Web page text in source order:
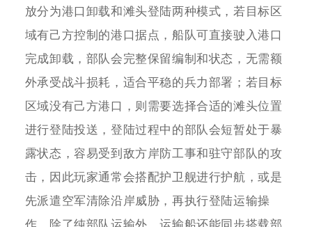
放分为港口卸载和滩头登陆两种模式，若目标区
域有己方控制的港口据点，船队可直接驶入港口
完成卸载，部队会完整保留编制和状态，无需额
外承受战斗损耗，适合平稳的兵力部署；若目标
区域没有己方港口，则需要选择合适的滩头位置
进行登陆投送，登陆过程中的部队会短暂处于暴
露状态，容易受到敌方岸防工事和驻守部队的攻
击，因此玩家通常会搭配护卫舰进行护航，或是
先派遣空军清除沿岸威胁，再执行登陆运输操
作。除了纯部队运输外，运输船还能同步搭载部